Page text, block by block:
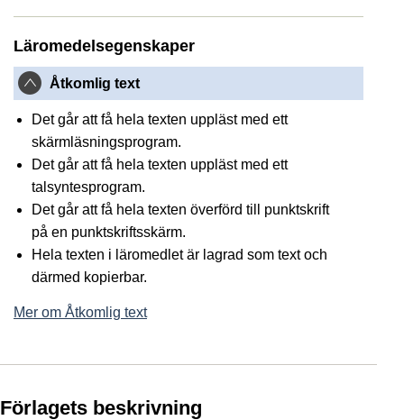
Läromedelsegenskaper
Åtkomlig text
Det går att få hela texten uppläst med ett
skärmläsningsprogram.
Det går att få hela texten uppläst med ett
talsyntesprogram.
Det går att få hela texten överförd till punktskrift
på en punktskriftsskärm.
Hela texten i läromedlet är lagrad som text och
därmed kopierbar.
Mer om Åtkomlig text
Förlagets beskrivning